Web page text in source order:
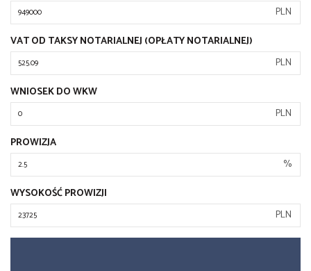
PLN
VAT OD TAKSY NOTARIALNEJ (OPŁATY NOTARIALNEJ)
PLN
WNIOSEK DO WKW
PLN
PROWIZJA
%
WYSOKOŚĆ PROWIZJI
PLN